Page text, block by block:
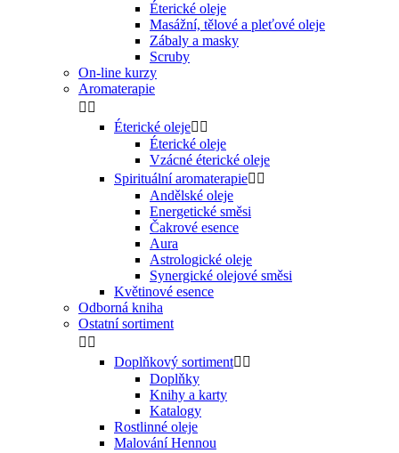
Éterické oleje
Masážní, tělové a pleťové oleje
Zábaly a masky
Scruby
On-line kurzy
Aromaterapie
 
Éterické oleje 
Éterické oleje
Vzácné éterické oleje
Spirituální aromaterapie 
Andělské oleje
Energetické směsi
Čakrové esence
Aura
Astrologické oleje
Synergické olejové směsi
Květinové esence
Odborná kniha
Ostatní sortiment
 
Doplňkový sortiment 
Doplňky
Knihy a karty
Katalogy
Rostlinné oleje
Malování Hennou